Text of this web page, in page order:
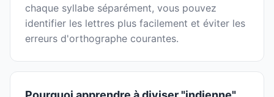
chaque syllabe séparément, vous pouvez
identifier les lettres plus facilement et éviter les
erreurs d'orthographe courantes.